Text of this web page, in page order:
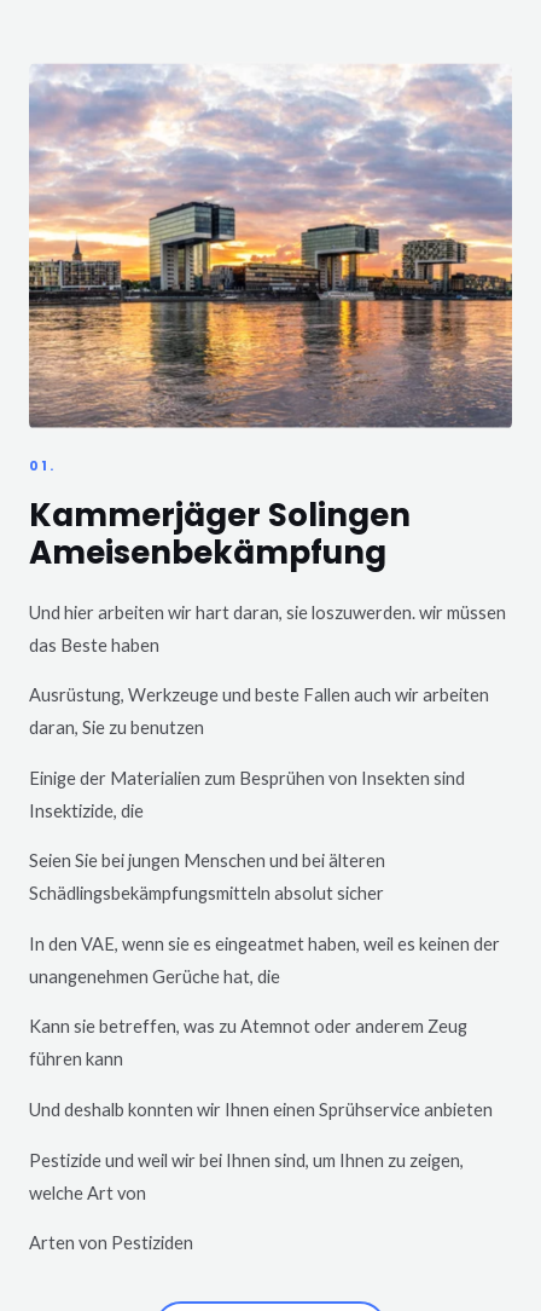
01.
Kammerjäger Solingen
Ameisenbekämpfung
Und hier arbeiten wir hart daran, sie loszuwerden. wir müssen
das Beste haben
Ausrüstung, Werkzeuge und beste Fallen auch wir arbeiten
daran, Sie zu benutzen
Einige der Materialien zum Besprühen von Insekten sind
Insektizide, die
Seien Sie bei jungen Menschen und bei älteren
Schädlingsbekämpfungsmitteln absolut sicher
In den VAE, wenn sie es eingeatmet haben, weil es keinen der
unangenehmen Gerüche hat, die
Kann sie betreffen, was zu Atemnot oder anderem Zeug
führen kann
Und deshalb konnten wir Ihnen einen Sprühservice anbieten
Pestizide und weil wir bei Ihnen sind, um Ihnen zu zeigen,
welche Art von
Arten von Pestiziden